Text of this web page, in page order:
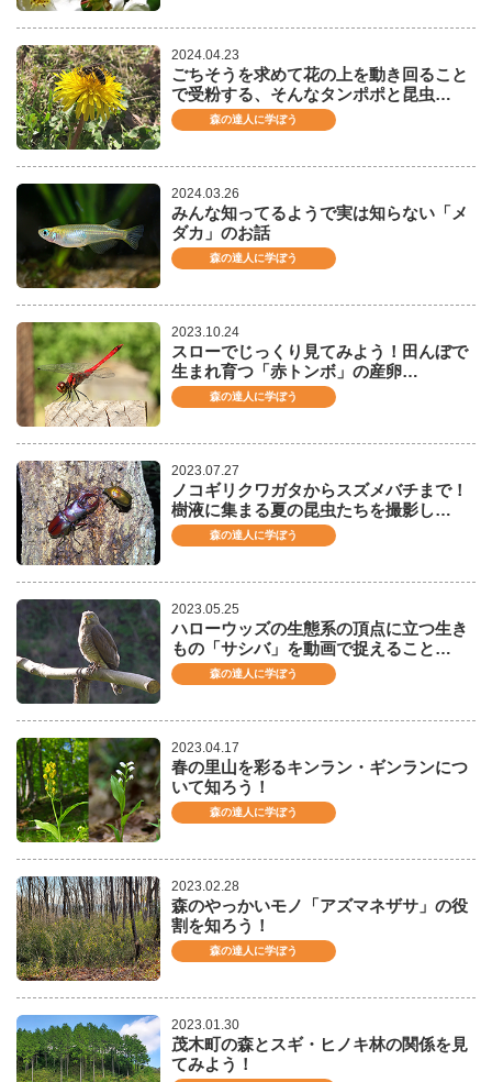
2024.04.23
ごちそうを求めて花の上を動き回ること
で受粉する、そんなタンポポと昆虫…
森の達人に学ぼう
2024.03.26
みんな知ってるようで実は知らない「メ
ダカ」のお話
森の達人に学ぼう
2023.10.24
スローでじっくり見てみよう！田んぼで
生まれ育つ「赤トンボ」の産卵…
森の達人に学ぼう
2023.07.27
ノコギリクワガタからスズメバチまで！
樹液に集まる夏の昆虫たちを撮影し…
森の達人に学ぼう
2023.05.25
ハローウッズの生態系の頂点に立つ生き
もの「サシバ」を動画で捉えること…
森の達人に学ぼう
2023.04.17
春の里山を彩るキンラン・ギンランにつ
いて知ろう！
森の達人に学ぼう
2023.02.28
森のやっかいモノ「アズマネザサ」の役
割を知ろう！
森の達人に学ぼう
2023.01.30
茂木町の森とスギ・ヒノキ林の関係を見
てみよう！